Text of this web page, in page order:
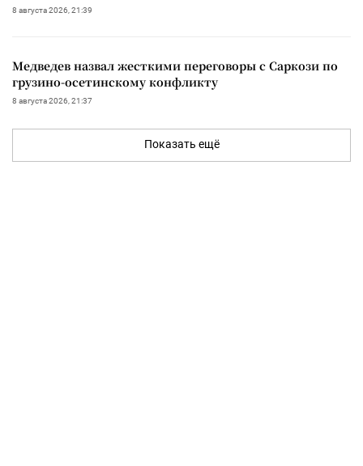
8 августа 2026, 21:39
Медведев назвал жесткими переговоры с Саркози по
грузино-осетинскому конфликту
8 августа 2026, 21:37
Показать ещё